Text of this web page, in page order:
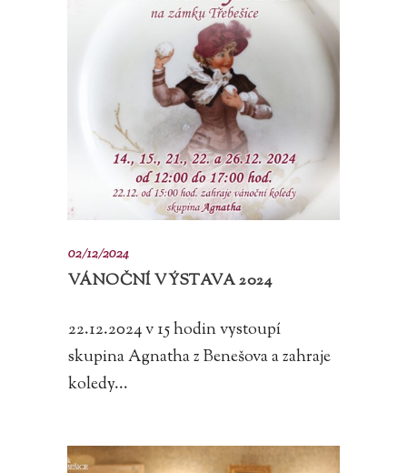
02/12/2024
VÁNOČNÍ VÝSTAVA 2024
22.12.2024 v 15 hodin vystoupí
skupina Agnatha z Benešova a zahraje
koledy...